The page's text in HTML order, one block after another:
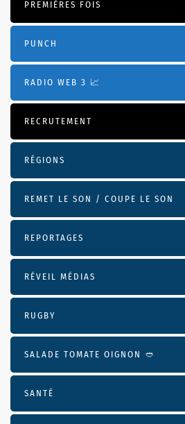
PREMIÈRES FOIS
PUNCH
RADIO WEB 3 📈
RECRUTEMENT
RÉGIONS
REMET LE SON / COUPE LE SON
REPORTAGES
RÉVEIL MÉDIAS
RUGBY
SALADE TOMATE OIGNON 🥙
SANTÉ